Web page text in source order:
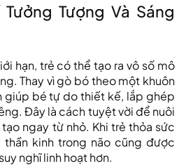
Tưởng Tượng Và Sáng
hạn, trẻ có thể tạo ra vô số mô
Thay vì gò bó theo một khuôn
giúp bé tự do thiết kế, lắp ghép
Đây là cách tuyệt vời để nuôi
ngay từ nhỏ. Khi trẻ thỏa sức
kinh trong não cũng được
nghĩ linh hoạt hơn.